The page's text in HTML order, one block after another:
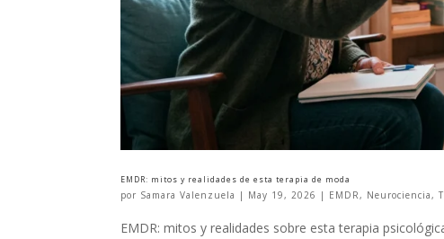
EMDR: mitos y realidades de esta terapia de moda
por Samara Valenzuela | May 19, 2026 | EMDR, Neurociencia,
EMDR: mitos y realidades sobre esta terapia